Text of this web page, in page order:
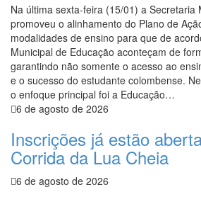
Na última sexta-feira (15/01) a Secretaria
promoveu o alinhamento do Plano de
modalidades de ensino para que de
Municipal de Educação aconteçam de
garantindo não somente o acesso ao
e o sucesso do estudante colombense.
o enfoque principal foi a Educação…
6 de agosto de 2026
Inscrições já estão
Corrida da Lua Cheia
6 de agosto de 2026